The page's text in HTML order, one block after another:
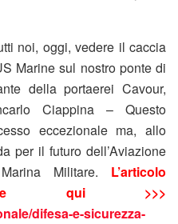
noi, oggi, vedere il caccia
Marine sul nostro ponte di
della portaerei Cavour,
Ciappina – Questo
eccezionale ma, allo
per il futuro dell’Aviazione
Militare. L’articolo
qui >>>
difesa-e-sicurezza-